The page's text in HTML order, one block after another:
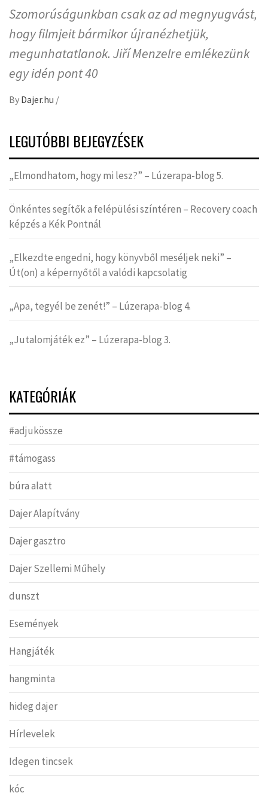
Szomorúságunkban csak az ad megnyugvást,
hogy filmjeit bármikor újranézhetjük,
megunhatatlanok. Jiří Menzelre emlékezünk
egy idén pont 40
By Dajer.hu /
LEGUTÓBBI BEJEGYZÉSEK
„Elmondhatom, hogy mi lesz?” – Lúzerapa-blog 5.
Önkéntes segítők a felépülési színtéren – Recovery coach
képzés a Kék Pontnál
„Elkezdte engedni, hogy könyvből meséljek neki” –
Út(on) a képernyőtől a valódi kapcsolatig
„Apa, tegyél be zenét!” – Lúzerapa-blog 4.
„Jutalomjáték ez” – Lúzerapa-blog 3.
KATEGÓRIÁK
#adjukössze
#támogass
búra alatt
Dajer Alapítvány
Dajer gasztro
Dajer Szellemi Műhely
dunszt
Események
Hangjáték
hangminta
hideg dajer
Hírlevelek
Idegen tincsek
kóc